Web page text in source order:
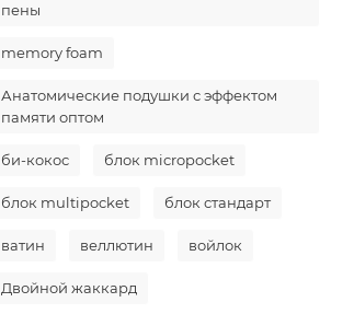
пены
memory foam
Анатомические подушки с эффектом
памяти оптом
би-кокос блок micropocket
блок multipocket блок стандарт
ватин веллютин войлок
Двойной жаккард